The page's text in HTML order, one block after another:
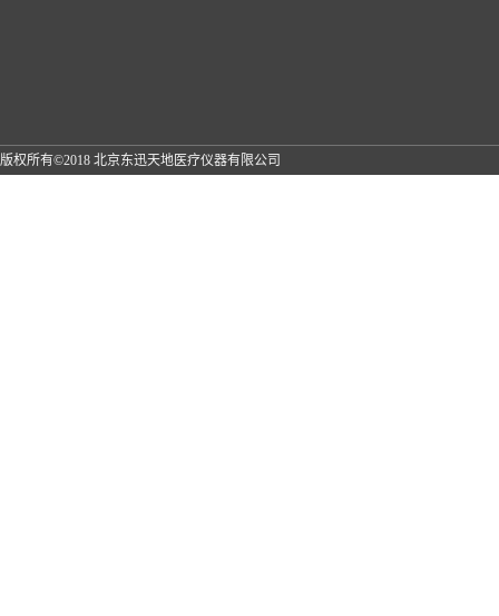
版权所有©2018 北京东迅天地医疗仪器有限公司